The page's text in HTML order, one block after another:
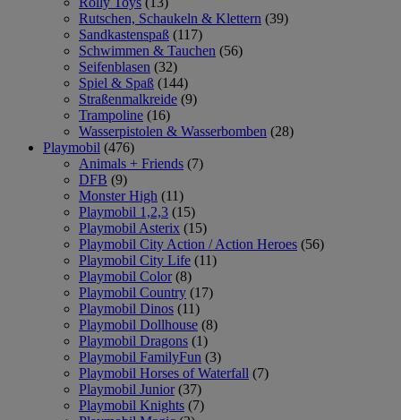
Rutschen, Schaukeln & Klettern (39)
Sandkastenspaß (117)
Schwimmen & Tauchen (56)
Seifenblasen (32)
Spiel & Spaß (144)
Straßenmalkreide (9)
Trampoline (16)
Wasserpistolen & Wasserbomben (28)
Playmobil (476)
Animals + Friends (7)
DFB (9)
Monster High (11)
Playmobil 1,2,3 (15)
Playmobil Asterix (15)
Playmobil City Action / Action Heroes (56)
Playmobil City Life (11)
Playmobil Color (8)
Playmobil Country (17)
Playmobil Dinos (11)
Playmobil Dollhouse (8)
Playmobil Dragons (1)
Playmobil FamilyFun (3)
Playmobil Horses of Waterfall (7)
Playmobil Junior (37)
Playmobil Knights (7)